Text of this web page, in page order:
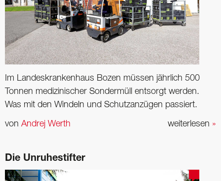
Im Landeskrankenhaus Bozen müssen jährlich 500
Tonnen medizinischer Sondermüll entsorgt werden.
Was mit den Windeln und Schutzanzügen passiert.
weiterlesen »
von Andrej Werth
Die Unruhestifter